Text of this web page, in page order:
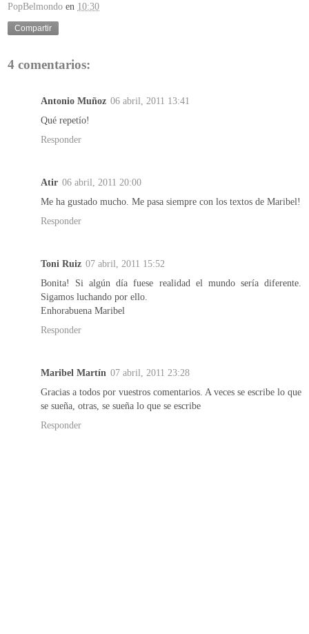
PopBelmondo en 10:30
Compartir
4 comentarios:
Antonio Muñoz 06 abril, 2011 13:41
Qué repetío!
Responder
Atir 06 abril, 2011 20:00
Me ha gustado mucho. Me pasa siempre con los textos de Maribel!
Responder
Toni Ruiz 07 abril, 2011 15:52
Bonita! Si algún día fuese realidad el mundo sería diferente.
Sigamos luchando por ello.
Enhorabuena Maribel
Responder
Maribel Martín 07 abril, 2011 23:28
Gracias a todos por vuestros comentarios. A veces se escribe lo que
se sueña, otras, se sueña lo que se escribe
Responder